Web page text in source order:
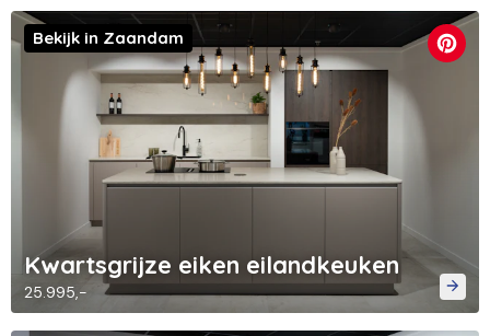
Kwartsgrijze eiken eilandkeuken
25.995,-
Bekijk in Zaandam